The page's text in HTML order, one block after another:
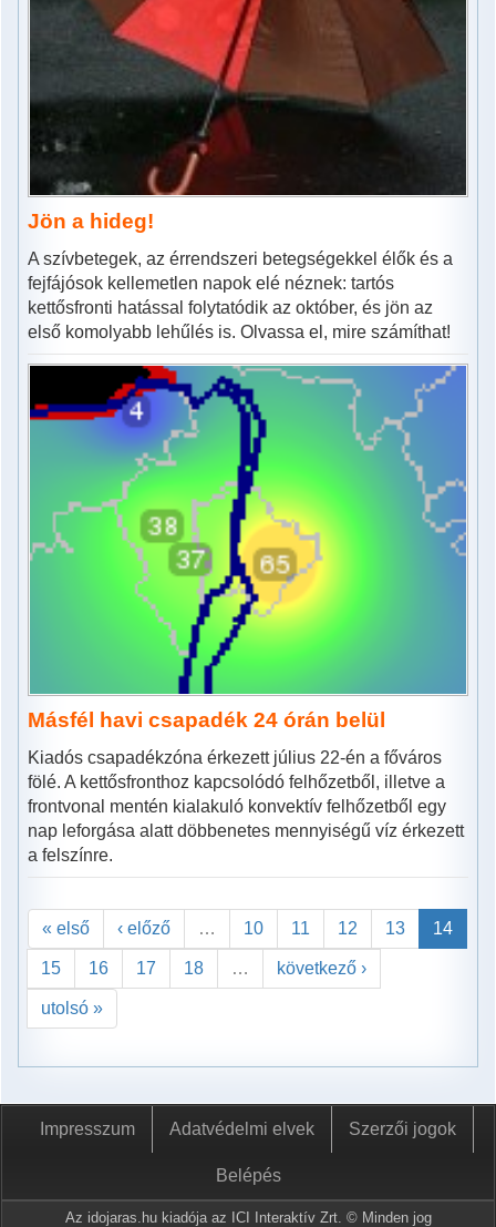
Jön a hideg!
A szívbetegek, az érrendszeri betegségekkel élők és a
fejfájósok kellemetlen napok elé néznek: tartós
kettősfronti hatással folytatódik az október, és jön az
első komolyabb lehűlés is. Olvassa el, mire számíthat!
Másfél havi csapadék 24 órán belül
Kiadós csapadékzóna érkezett július 22-én a főváros
fölé. A kettősfronthoz kapcsolódó felhőzetből, illetve a
frontvonal mentén kialakuló konvektív felhőzetből egy
nap leforgása alatt döbbenetes mennyiségű víz érkezett
a felszínre.
« első ‹ előző … 10 11 12 13 14
15 16 17 18 … következő ›
utolsó »
Impresszum Adatvédelmi elvek Szerzői jogok
Belépés
Az idojaras.hu kiadója az ICI Interaktív Zrt. © Minden jog